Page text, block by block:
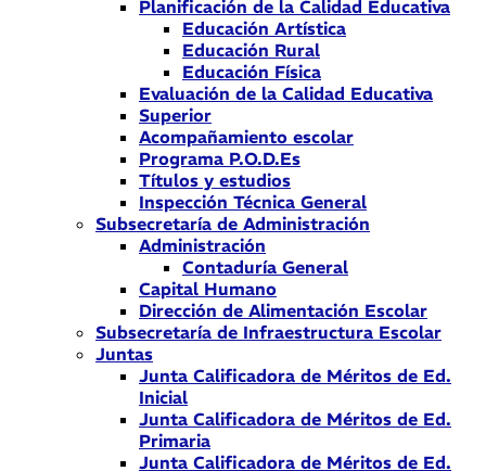
Planificación de la Calidad Educativa
Educación Artística
Educación Rural
Educación Física
Evaluación de la Calidad Educativa
Superior
Acompañamiento escolar
Programa P.O.D.Es
Títulos y estudios
Inspección Técnica General
Subsecretaría de Administración
Administración
Contaduría General
Capital Humano
Dirección de Alimentación Escolar
Subsecretaría de Infraestructura Escolar
Juntas
Junta Calificadora de Méritos de Ed.
Inicial
Junta Calificadora de Méritos de Ed.
Primaria
Junta Calificadora de Méritos de Ed.